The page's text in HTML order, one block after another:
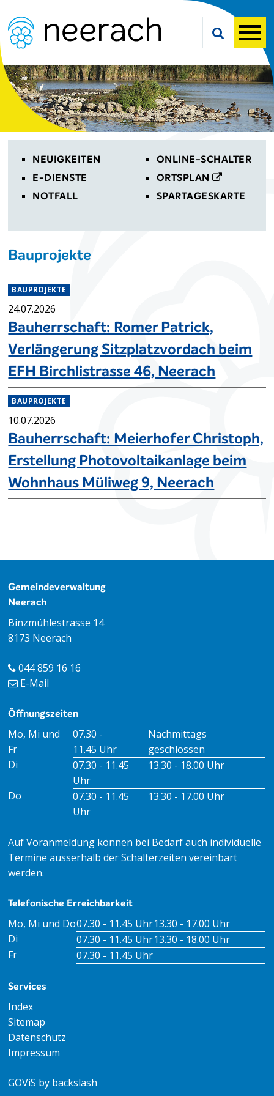
Suche
Toplinks
NEUIGKEITEN
E-DIENSTE
NOTFALL
ONLINE-SCHALTER
ORTSPLAN
SPARTAGESKARTE
Bauprojekte
BAUPROJEKTE
24.07.2026
Bauherrschaft: Romer Patrick,
Verlängerung Sitzplatzvordach beim
EFH Birchlistrasse 46, Neerach
BAUPROJEKTE
10.07.2026
Bauherrschaft: Meierhofer Christoph,
Erstellung Photovoltaikanlage beim
Wohnhaus Müliweg 9, Neerach
Footer
Gemeindeverwaltung
Neerach
Binzmühlestrasse 14
8173 Neerach
044 859 16 16
E-Mail
Öffnungszeiten
Öffnungszeiten Vormittag Öffnungszeiten
Mo, Mi und
Fr
07.30 -
11.45 Uhr
Nachmittags
geschlossen
Di
07.30 - 11.45
Uhr
13.30 - 18.00 Uhr
Do
07.30 - 11.45
Uhr
13.30 - 17.00 Uhr
Auf Voranmeldung können bei Bedarf auch individuelle
Termine ausserhalb der Schalterzeiten vereinbart
werden.
Telefonische Erreichbarkeit
Tag Öffnungszeiten VormittagÖffnungszeiten
Mo, Mi und Do07.30 - 11.45 Uhr13.30 - 17.00 Uhr
Di
07.30 - 11.45 Uhr13.30 - 18.00 Uhr
Fr
07.30 - 11.45 Uhr
Services
Index
Sitemap
Datenschutz
Impressum
GOViS by backslash